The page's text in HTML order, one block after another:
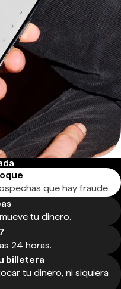
que hay fraude.
tu dinero.
24 horas.
billetera
tu dinero, ni siquiera